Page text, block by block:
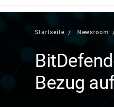
Startseite Newsroom
Bezug